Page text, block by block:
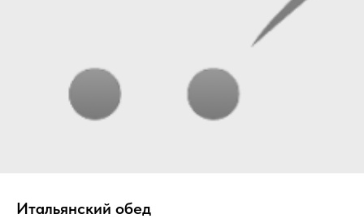
Итальянский обед